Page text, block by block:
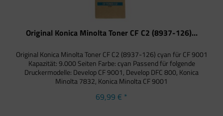
Original Konica Minolta Toner CF C2 (8937-126)...
Original Konica Minolta Toner CF C2 (8937-126) cyan für CF 9001
Kapazität: 9.000 Seiten Farbe: cyan Passend für folgende
Druckermodelle: Develop CF 9001, Develop DFC 800, Konica
Minolta 7832, Konica Minolta CF 9001
69,99 € *